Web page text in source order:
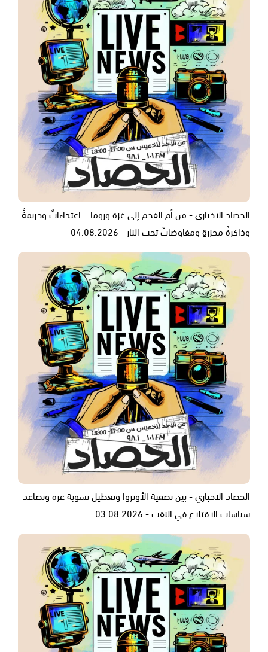
الحصاد الاخباري - من أم الفحم إلى غزة وروما... اعتداءاتٌ وجريمةٌ
وذاكرةُ مجزرةٍ ومفاوضاتٌ تحت النار - 04.08.2026
الحصاد الاخباري - بين تصفية الأونروا وتعطيل تسوية غزة وتصاعد
سياسات الاقتلاع في النقب - 03.08.2026